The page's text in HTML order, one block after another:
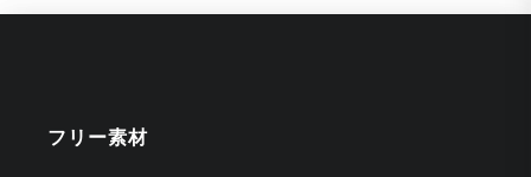
フリー素材